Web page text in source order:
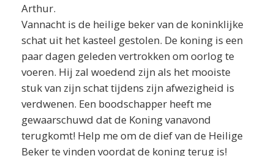
Arthur.
Vannacht is de heilige beker van de koninklijke
schat uit het kasteel gestolen. De koning is een
paar dagen geleden vertrokken om oorlog te
voeren. Hij zal woedend zijn als het mooiste
stuk van zijn schat tijdens zijn afwezigheid is
verdwenen. Een boodschapper heeft me
gewaarschuwd dat de Koning vanavond
terugkomt! Help me om de dief van de Heilige
Beker te vinden voordat de koning terug is!